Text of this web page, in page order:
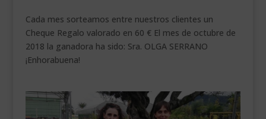
Cada mes sorteamos entre nuestros clientes un
Cheque Regalo valorado en 60 € El mes de octubre de
2018 la ganadora ha sido: Sra. OLGA SERRANO
¡Enhorabuena!